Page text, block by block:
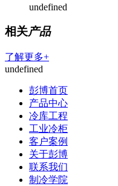
undefined
相关产品
了解更多+
undefined
彭博首页
产品中心
冷库工程
工业冷柜
客户案例
关于彭博
联系我们
制冷学院